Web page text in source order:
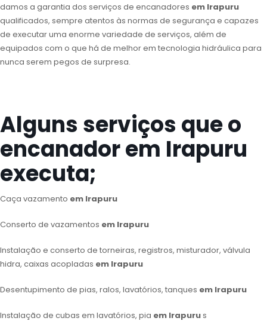
damos a garantia dos serviços de encanadores em Irapuru
qualificados, sempre atentos às normas de segurança e capazes
de executar uma enorme variedade de serviços, além de
equipados com o que há de melhor em tecnologia hidráulica para
nunca serem pegos de surpresa.
Alguns serviços que o
encanador em Irapuru
executa;
Caça vazamento em Irapuru
Conserto de vazamentos em Irapuru
Instalação e conserto de torneiras, registros, misturador, válvula
hidra, caixas acopladas em Irapuru
Desentupimento de pias, ralos, lavatórios, tanques em Irapuru
Instalação de cubas em lavatórios, pia em Irapurus